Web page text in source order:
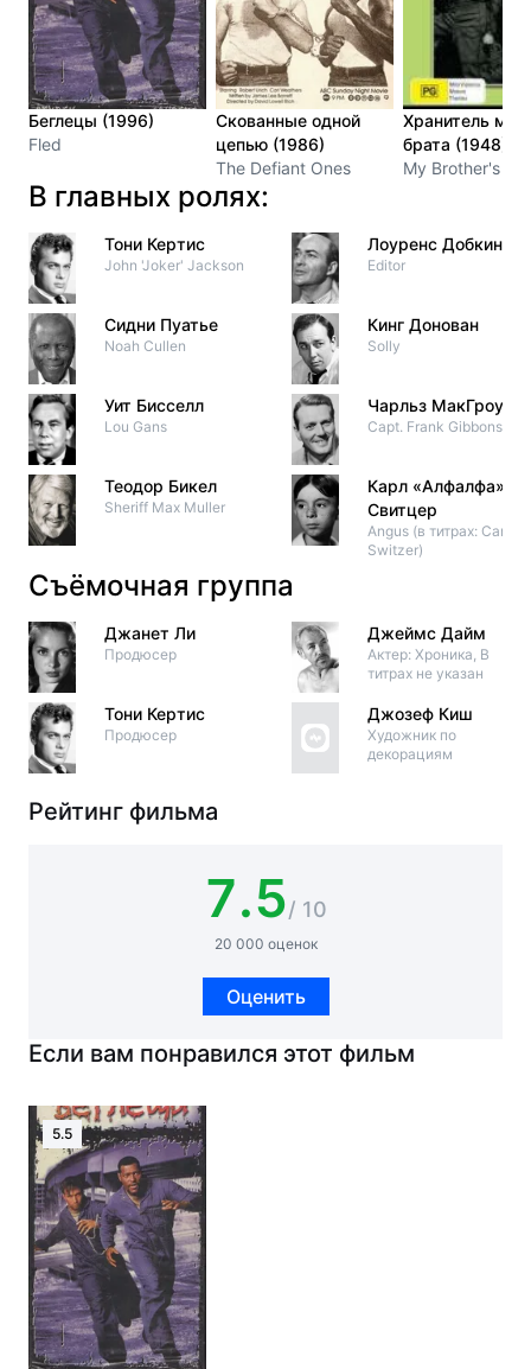
Беглецы (1996)
Fled
Скованные одной
цепью (1986)
The Defiant Ones
Хранитель
брата (1948)
My Brother's
В главных ролях:
Тони Кертис
John 'Joker' Jackson
Сидни Пуатье
Noah Cullen
Уит Бисселл
Lou Gans
Теодор Бикел
Sheriff Max Muller
Лоуренс Добкин
Editor
Кинг Донован
Solly
Чарльз МакГроу
Capt. Frank Gibbons
Карл «Алфалфа»
Свитцер
Angus (в титрах: Carl
Switzer)
Съёмочная группа
Джанет Ли
Продюсер
Тони Кертис
Продюсер
Джеймс Дайм
Актер: Хроника, В
титрах не указан
Джозеф Киш
Художник по
декорациям
Рейтинг фильма
7.5/ 10
20 000 оценок
Оценить
Если вам понравился этот фильм
5.5